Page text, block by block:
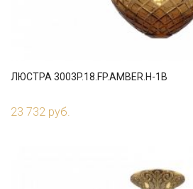
ЛЮСТРА 3003P.18.FP.AMBER.H-1B
23 732 руб.